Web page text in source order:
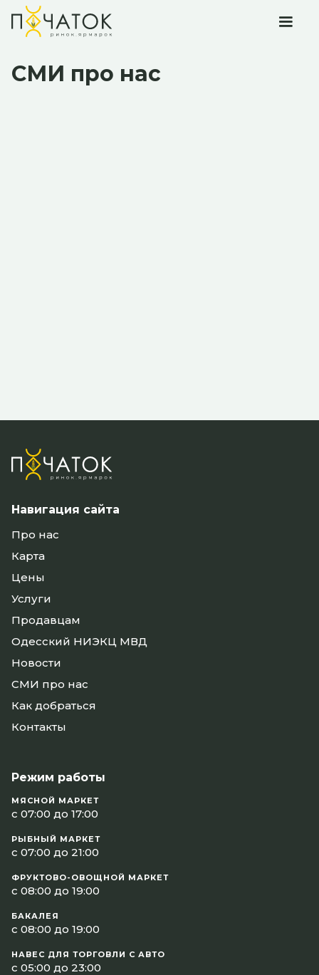
СМИ про нас
Навигация сайта
Про нас
Карта
Цены
Услуги
Продавцам
Одесcкий НИЭКЦ МВД
Новости
СМИ про нас
Как добраться
Контакты
Режим работы
МЯСНОЙ МАРКЕТ
с 07:00 до 17:00
РЫБНЫЙ МАРКЕТ
с 07:00 до 21:00
ФРУКТОВО-ОВОЩНОЙ МАРКЕТ
с 08:00 до 19:00
БАКАЛЕЯ
с 08:00 до 19:00
НАВЕС ДЛЯ ТОРГОВЛИ С АВТО
с 05:00 до 23:00